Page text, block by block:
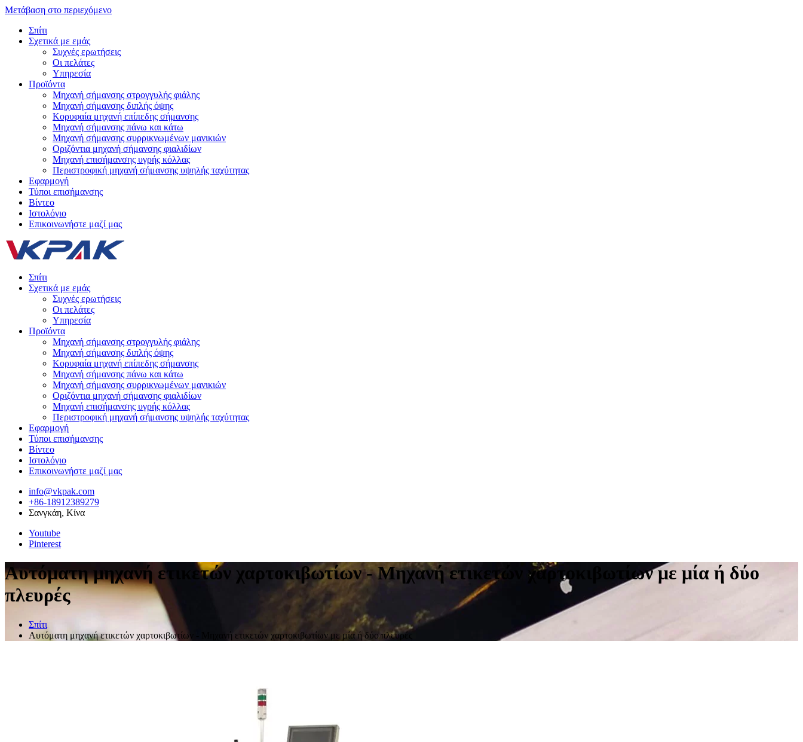
Μετάβαση στο περιεχόμενο
Σπίτι
Σχετικά με εμάς
Συχνές ερωτήσεις
Οι πελάτες
Υπηρεσία
Προϊόντα
Μηχανή σήμανσης στρογγυλής φιάλης
Μηχανή σήμανσης διπλής όψης
Κορυφαία μηχανή επίπεδης σήμανσης
Μηχανή σήμανσης πάνω και κάτω
Μηχανή σήμανσης συρρικνωμένων μανικιών
Οριζόντια μηχανή σήμανσης φιαλιδίων
Μηχανή επισήμανσης υγρής κόλλας
Περιστροφική μηχανή σήμανσης υψηλής ταχύτητας
Εφαρμογή
Τύποι επισήμανσης
Βίντεο
Ιστολόγιο
Επικοινωνήστε μαζί μας
Σπίτι
Σχετικά με εμάς
Συχνές ερωτήσεις
Οι πελάτες
Υπηρεσία
Προϊόντα
Μηχανή σήμανσης στρογγυλής φιάλης
Μηχανή σήμανσης διπλής όψης
Κορυφαία μηχανή επίπεδης σήμανσης
Μηχανή σήμανσης πάνω και κάτω
Μηχανή σήμανσης συρρικνωμένων μανικιών
Οριζόντια μηχανή σήμανσης φιαλιδίων
Μηχανή επισήμανσης υγρής κόλλας
Περιστροφική μηχανή σήμανσης υψηλής ταχύτητας
Εφαρμογή
Τύποι επισήμανσης
Βίντεο
Ιστολόγιο
Επικοινωνήστε μαζί μας
info@vkpak.com
+86-18912389279
Σανγκάη, Κίνα
Youtube
Pinterest
Αυτόματη μηχανή ετικετών χαρτοκιβωτίων - Μηχανή ετικετών χαρτοκιβωτίων με μία ή δύο
πλευρές
Σπίτι
Αυτόματη μηχανή ετικετών χαρτοκιβωτίων - Μηχανή ετικετών χαρτοκιβωτίων με μία ή δύο πλευρές